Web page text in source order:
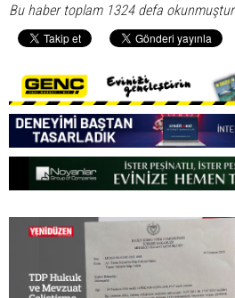
Bu haber toplam 1324 defa okunmuştur